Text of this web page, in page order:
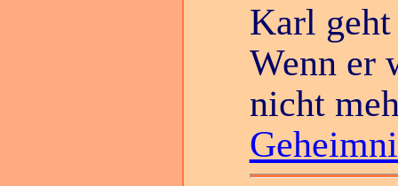
Karl geht
Wenn er
nicht